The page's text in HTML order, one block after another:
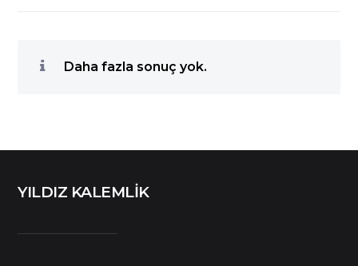
Daha fazla sonuç yok.
YILDIZ KALEMLİK